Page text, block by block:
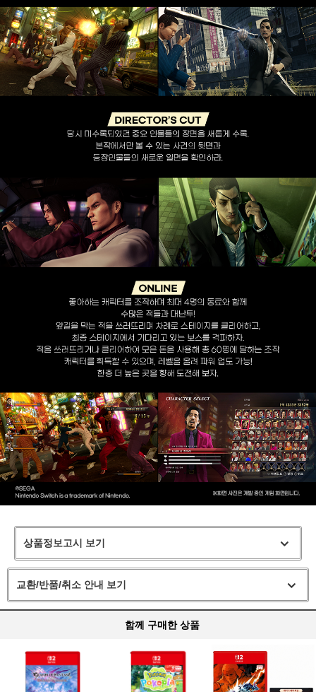
상품정보고시 보기
교환/반품/취소 안내 보기
함께 구매한 상품